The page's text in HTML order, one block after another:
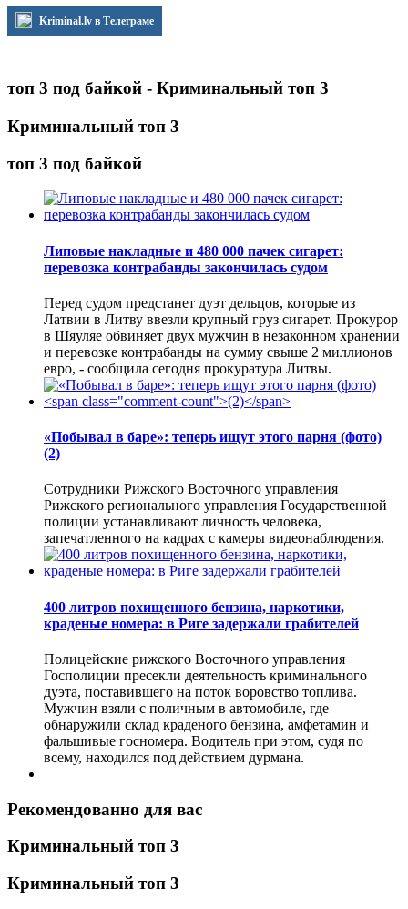
Kriminal.lv в Телеграме
топ 3 под байкой - Криминальный топ 3
Криминальный топ 3
топ 3 под байкой
Липовые накладные и 480 000 пачек сигарет:
перевозка контрабанды закончилась судом
Перед судом предстанет дуэт дельцов, которые из
Латвии в Литву ввезли крупный груз сигарет. Прокурор
в Шяуляе обвиняет двух мужчин в незаконном хранении
и перевозке контрабанды на сумму свыше 2 миллионов
евро, - сообщила сегодня прокуратура Литвы.
«Побывал в баре»: теперь ищут этого парня (фото)
(2)
Сотрудники Рижского Восточного управления
Рижского регионального управления Государственной
полиции устанавливают личность человека,
запечатленного на кадрах с камеры видеонаблюдения.
400 литров похищенного бензина, наркотики,
краденые номера: в Риге задержали грабителей
Полицейские рижского Восточного управления
Госполиции пресекли деятельность криминального
дуэта, поставившего на поток воровство топлива.
Мужчин взяли с поличным в автомобиле, где
обнаружили склад краденого бензина, амфетамин и
фальшивые госномера. Водитель при этом, судя по
всему, находился под действием дурмана.
Рекомендованно для вас
Криминальный топ 3
Криминальный топ 3